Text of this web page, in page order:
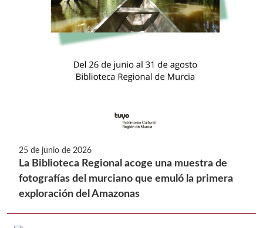
25 de junio de 2026
La Biblioteca Regional acoge una muestra de
fotografías del murciano que emuló la primera
exploración del Amazonas